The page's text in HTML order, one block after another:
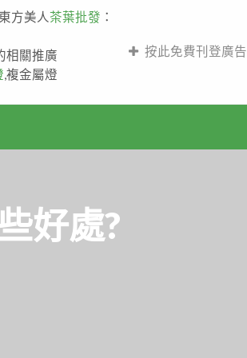
方美人 茶葉批發 ：
相關推廣
,複金屬燈
按此免費刊登廣告
好處?